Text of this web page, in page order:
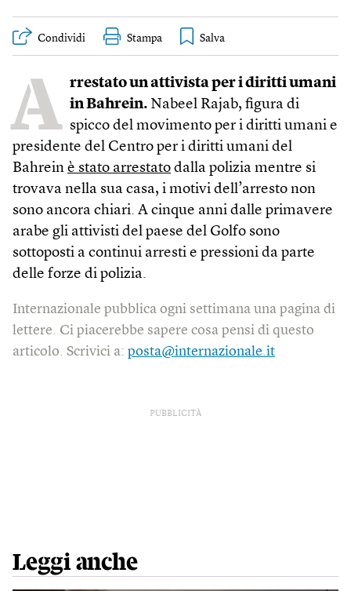
Condividi Stampa
A rrestato un attivista per i diritti umani
in Bahrein. Nabeel Rajab, figura di
spicco del movimento per i diritti umani e
presidente del Centro per i diritti umani del
Bahrein è stato arrestato dalla polizia mentre si
trovava nella sua casa, i motivi dell’arresto non
sono ancora chiari. A cinque anni dalle primavere
arabe gli attivisti del paese del Golfo sono
sottoposti a continui arresti e pressioni da parte
delle forze di polizia.
Internazionale pubblica ogni settimana una pagina di
lettere. Ci piacerebbe sapere cosa pensi di questo
articolo. Scrivici a: posta@internazionale.it
PUBBLICITÀ
Leggi anche